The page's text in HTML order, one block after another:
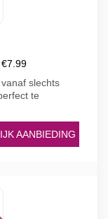
slechts
te
AANBIEDING